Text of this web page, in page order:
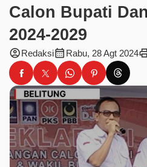
Calon Bupati
2024-2029
account_circleRedaksicalendar_month Rabu, 28 Agt 2024